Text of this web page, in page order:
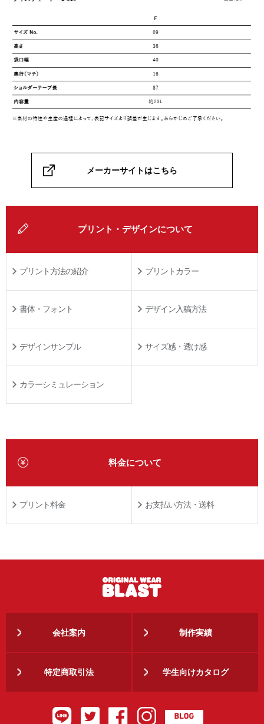
メーカーサイトはこちら
プリント・デザインについて
プリント方法の紹介 プリントカラー
書体・フォント デザイン入稿方法
デザインサンプル サイズ感・透け感
カラーシミュレーション
料金について
プリント料金 お支払い方法・送料
会社案内 制作実績
特定商取引法 学生向けカタログ